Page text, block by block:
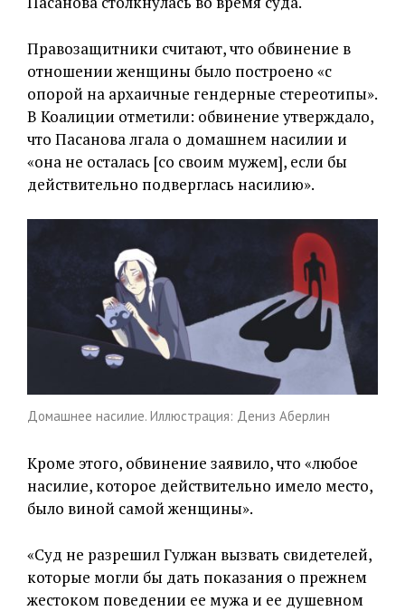
Правозащитники считают, что обвинение в
отношении женщины было построено «с
опорой на архаичные гендерные стереотипы».
В Коалиции отметили: обвинение утверждало,
что Пасанова лгала о домашнем насилии и
«она не осталась [со своим мужем], если бы
действительно подверглась насилию».
Домашнее насилие. Иллюстрация: Дениз Аберлин
Кроме этого, обвинение заявило, что «любое
насилие, которое действительно имело место,
было виной самой женщины».
«Суд не разрешил Гулжан вызвать свидетелей,
которые могли бы дать показания о прежнем
жестоком поведении ее мужа и ее душевном